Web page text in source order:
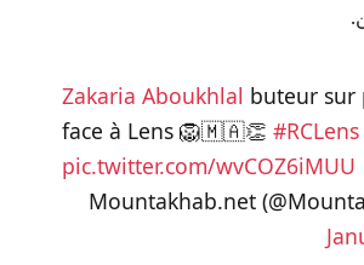
Zakaria Aboukhlal buteur sur
face à Lens 🦁🇲🇦👏#RCLens
pic.twitter.com/wvCOZ6iMUU